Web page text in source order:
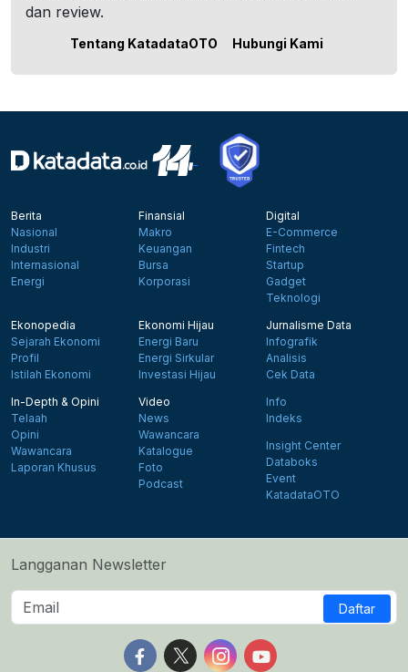
dan review.
Tentang KatadataOTO Hubungi Kami
Berita
Nasional
Industri
Internasional
Energi
Finansial
Makro
Keuangan
Bursa
Korporasi
Digital
E-Commerce
Fintech
Startup
Gadget
Teknologi
Ekonopedia
Sejarah Ekonomi
Profil
Istilah Ekonomi
Ekonomi Hijau
Energi Baru
Energi Sirkular
Investasi Hijau
Jurnalisme Data
Infografik
Analisis
Cek Data
In-Depth & Opini
Telaah
Opini
Wawancara
Laporan Khusus
Video
News
Wawancara
Katalogue
Foto
Podcast
Info
Indeks
Insight Center
Databoks
Event
KatadataOTO
Langganan Newsletter
Daftar
Follow us on Facebook
Follow us on X
Follow us on Instagram
Follow us on